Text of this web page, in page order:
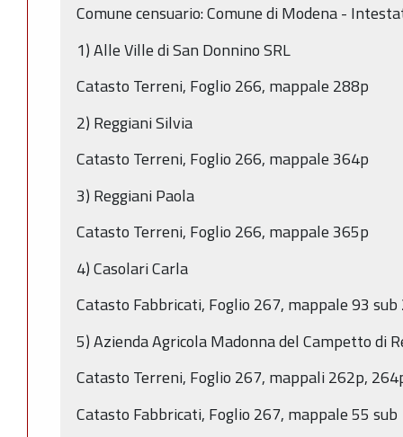
Comune censuario: Comune di Modena -
1) Alle Ville di San Donnino SRL
Catasto Terreni, Foglio 266, mappale 288p
2) Reggiani Silvia
Catasto Terreni, Foglio 266, mappale 364p
3) Reggiani Paola
Catasto Terreni, Foglio 266, mappale 365p
4) Casolari Carla
Catasto Fabbricati, Foglio 267, mappale 93 sub
5) Azienda Agricola Madonna del Campetto di
Catasto Terreni, Foglio 267, mappali 262p,
Catasto Fabbricati, Foglio 267, mappale 55 sub